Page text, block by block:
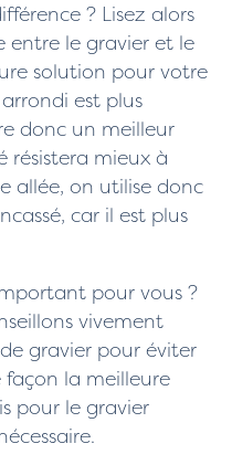
? Lisez alors
entre le gravier et le
solution pour votre
est plus
donc un meilleur
résistera mieux à
allée, on utilise donc
car il est plus
pour vous ?
vivement
gravier pour éviter
façon la meilleure
pour le gravier